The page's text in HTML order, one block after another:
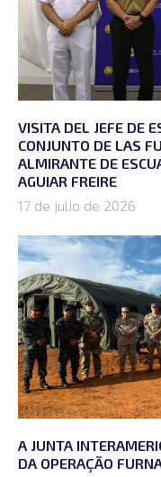
VISITA DEL JEFE DE
CONJUNTO DE LAS
ALMIRANTE DE
AGUIAR FREIRE
17 de julio de 2026
A JUNTA
DA OPERAÇÃO